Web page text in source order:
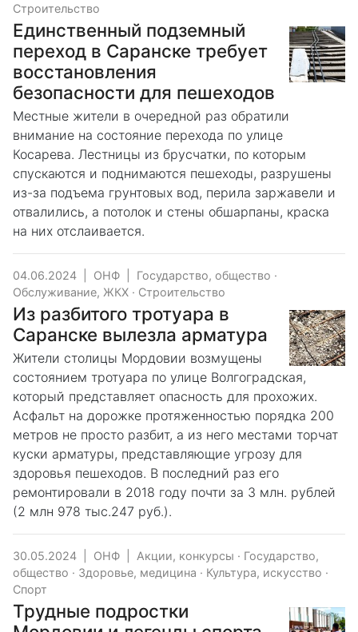
Строительство
Единственный подземный
переход в Саранске требует
восстановления
безопасности для пешеходов
Местные жители в очередной раз обратили
внимание на состояние перехода по улице
Косарева. Лестницы из брусчатки, по которым
спускаются и поднимаются пешеходы, разрушены
из-за подъема грунтовых вод, перила заржавели и
отвалились, а потолок и стены обшарпаны, краска
на них отслаивается.
04.06.2024 ОНФ Государство, общество ·
Обслуживание, ЖКХ · Строительство
Из разбитого тротуара в
Саранске вылезла арматура
Жители столицы Мордовии возмущены
состоянием тротуара по улице Волгоградская,
который представляет опасность для прохожих.
Асфальт на дорожке протяженностью порядка 200
метров не просто разбит, а из него местами торчат
куски арматуры, представляющие угрозу для
здоровья пешеходов. В последний раз его
ремонтировали в 2018 году почти за 3 млн. рублей
(2 млн 978 тыс.247 руб.).
30.05.2024 ОНФ Акции, конкурсы · Государство,
общество · Здоровье, медицина · Культура, искусство ·
Спорт
Трудные подростки